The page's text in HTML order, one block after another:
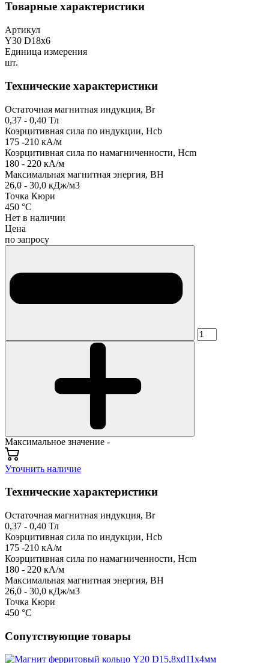
Товарные характеристики
Артикул
Y30 D18x6
Единица измерения
шт.
Технические характеристики
Остаточная магнитная индукция, Br
0,37 - 0,40 Тл
Коэрцитивная сила по индукции, Hcb
175 -210 кА/м
Коэрцитивная сила по намагниченности, Hcm
180 - 220 кА/м
Максимальная магнитная энергия, BH
26,0 - 30,0 кДж/м3
Точка Кюри
450 °C
Нет в наличии
Цена
по запросу
Максимальное значение -
Уточнить наличие
Технические характеристики
Остаточная магнитная индукция, Br
0,37 - 0,40 Тл
Коэрцитивная сила по индукции, Hcb
175 -210 кА/м
Коэрцитивная сила по намагниченности, Hcm
180 - 220 кА/м
Максимальная магнитная энергия, BH
26,0 - 30,0 кДж/м3
Точка Кюри
450 °C
Сопутствующие товары